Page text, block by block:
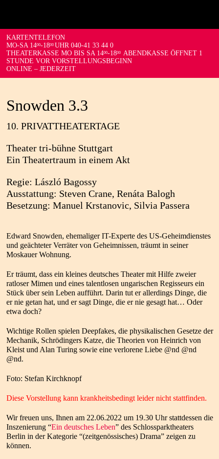
KARTENTELEFON
MO-SA 1400-1800 UHR 040-41 33 44 0
THEATERKASSE MO BIS SA 1400-1800 ABENDKASSE ÖFFNET 1
STUNDE VOR VORSTELLUNGSBEGINN
ONLINE – JEDERZEIT
Snowden 3.3
10. PRIVATTHEATERTAGE
Theater tri-bühne Stuttgart
Ein Theatertraum in einem Akt
Regie: László Bagossy
Ausstattung: Steven Crane, Renáta Balogh
Besetzung: Manuel Krstanovic, Silvia Passera
Edward Snowden, ehemaliger IT-Experte des US-Geheimdienstes
und geächteter Verräter von Geheimnissen, träumt in seiner
Moskauer Wohnung.
Er träumt, dass ein kleines deutsches Theater mit Hilfe zweier
ratloser Mimen und eines talentlosen ungarischen Regisseurs ein
Stück über sein Leben aufführt. Darin tut er allerdings Dinge, die
er nie getan hat, und er sagt Dinge, die er nie gesagt hat… Oder
etwa doch?
Wichtige Rollen spielen Deepfakes, die physikalischen Gesetze der
Mechanik, Schrödingers Katze, die Theorien von Heinrich von
Kleist und Alan Turing sowie eine verlorene Liebe @nd @nd
@nd.
Foto: Stefan Kirchknopf
Diese Vorstellung kann krankheitsbedingt leider nicht stattfinden.
Wir freuen uns, Ihnen am 22.06.2022 um 19.30 Uhr stattdessen die
Inszenierung “Ein deutsches Leben” des Schlossparktheaters
Berlin in der Kategorie “(zeitgenössisches) Drama” zeigen zu
können.